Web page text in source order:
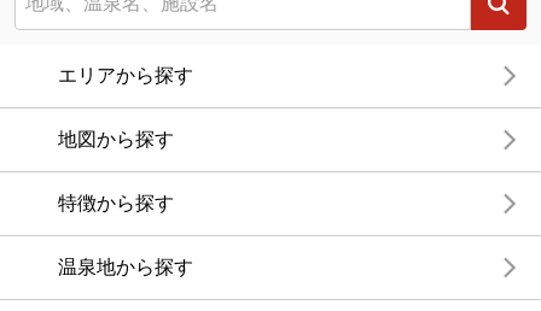
エリアから探す
地図から探す
特徴から探す
温泉地から探す